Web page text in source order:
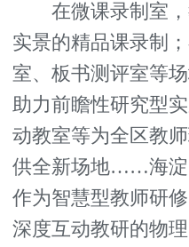
在微课录制室，
实景的精品课录制
室、板书测评室等
助力前瞻性研究型
动教室等为全区教
供全新场地……海淀
作为智慧型教师研
深度互动教研的物